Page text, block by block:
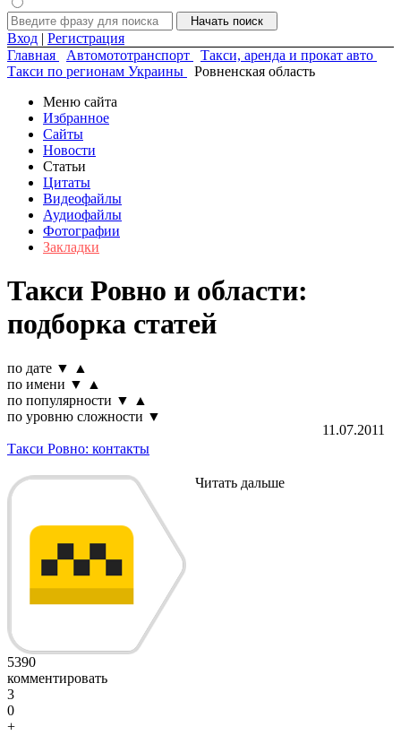
Вход | Регистрация
Главная
Автомототранспорт
Такси, аренда и прокат авто
Такси по регионам Украины
Ровненская область
Меню сайта
Избранное
Сайты
Новости
Статьи
Цитаты
Видеофайлы
Аудиофайлы
Фотографии
Закладки
Такси Ровно и области:
подборка статей
по дате ▼
▲
по имени ▼
▲
по популярности ▼
▲
по уровню сложности ▼
11.07.2011
Такси Ровно: контакты
Читать дальше
5390
комментировать
3
0
+